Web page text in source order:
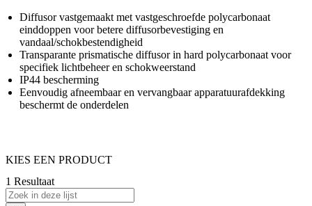
Diffusor vastgemaakt met vastgeschroefde polycarbonaat
einddoppen voor betere diffusorbevestiging en
vandaal/schokbestendigheid
Transparante prismatische diffusor in hard polycarbonaat voor
specifiek lichtbeheer en schokweerstand
IP44 bescherming
Eenvoudig afneembaar en vervangbaar apparatuurafdekking
beschermt de onderdelen
KIES EEN PRODUCT
1 Resultaat